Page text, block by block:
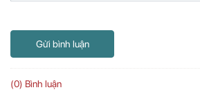
Gửi bình luận
(0) Bình luận